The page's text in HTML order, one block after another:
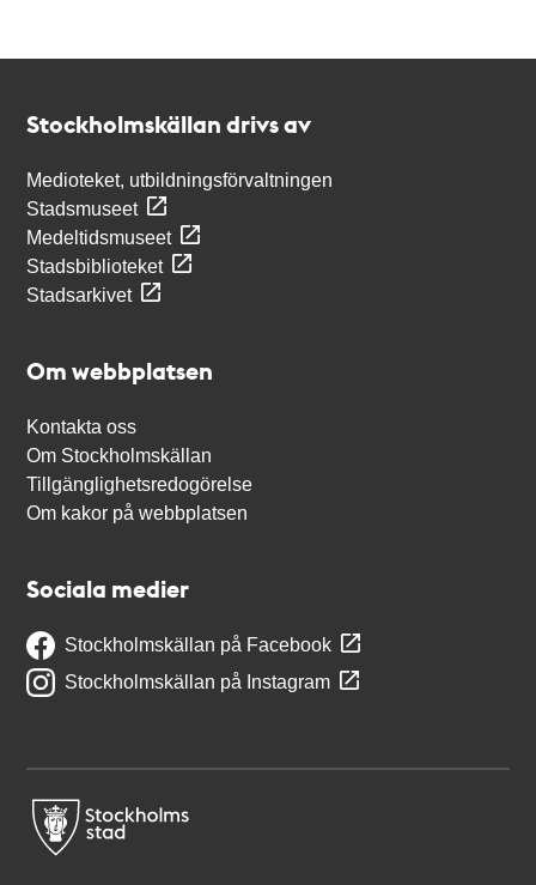
Stockholmskällan drivs av
Medioteket, utbildningsförvaltningen
Stadsmuseet
Medeltidsmuseet
Stadsbiblioteket
Stadsarkivet
Om webbplatsen
Kontakta oss
Om Stockholmskällan
Tillgänglighetsredogörelse
Om kakor på webbplatsen
Sociala medier
Stockholmskällan på Facebook
Stockholmskällan på Instagram